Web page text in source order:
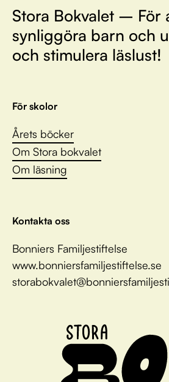
Stora Bokvalet – För
synliggöra barn och
och stimulera läslust!
För skolor
Årets böcker
Om Stora bokvalet
Om läsning
Kontakta oss
Bonniers Familjestiftelse
www.bonniersfamiljestiftelse.se